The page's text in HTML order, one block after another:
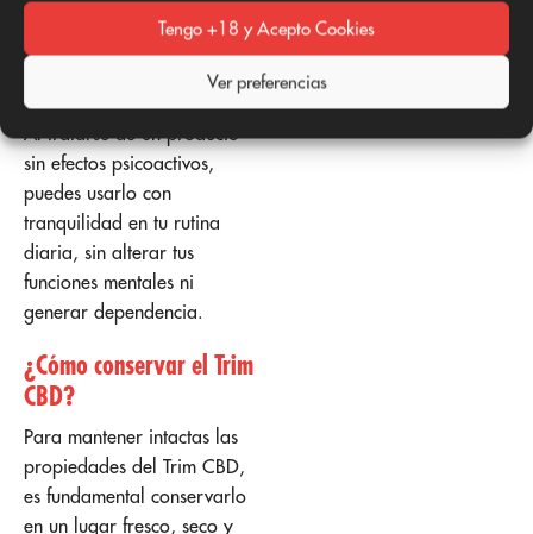
Tengo +18 y Acepto Cookies
Ver preferencias
garantizando productos
seguros y conformes con la
Al tratarse de un producto
sin efectos psicoactivos,
puedes usarlo con
tranquilidad en tu rutina
diaria, sin alterar tus
funciones mentales ni
generar dependencia.
¿Cómo conservar el Trim
CBD?
Para mantener intactas las
propiedades del Trim CBD,
es fundamental conservarlo
en un lugar fresco, seco y